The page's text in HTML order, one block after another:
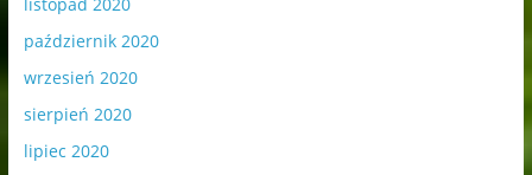
październik 2020
wrzesień 2020
sierpień 2020
lipiec 2020